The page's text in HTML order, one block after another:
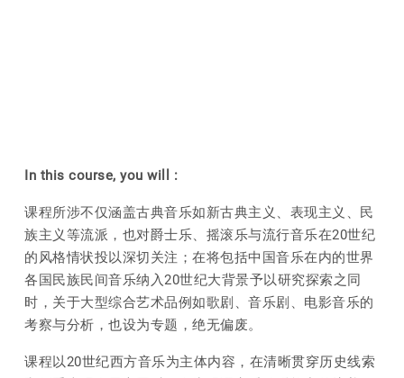
In this course, you will :
课程所涉不仅涵盖古典音乐如新古典主义、表现主义、民
族主义等流派，也对爵士乐、摇滚乐与流行音乐在20世纪
的风格情状投以深切关注；在将包括中国音乐在内的世界
各国民族民间音乐纳入20世纪大背景予以研究探索之同
时，关于大型综合艺术品例如歌剧、音乐剧、电影音乐的
考察与分析，也设为专题，绝无偏废。
课程以20世纪西方音乐为主体内容，在清晰贯穿历史线索